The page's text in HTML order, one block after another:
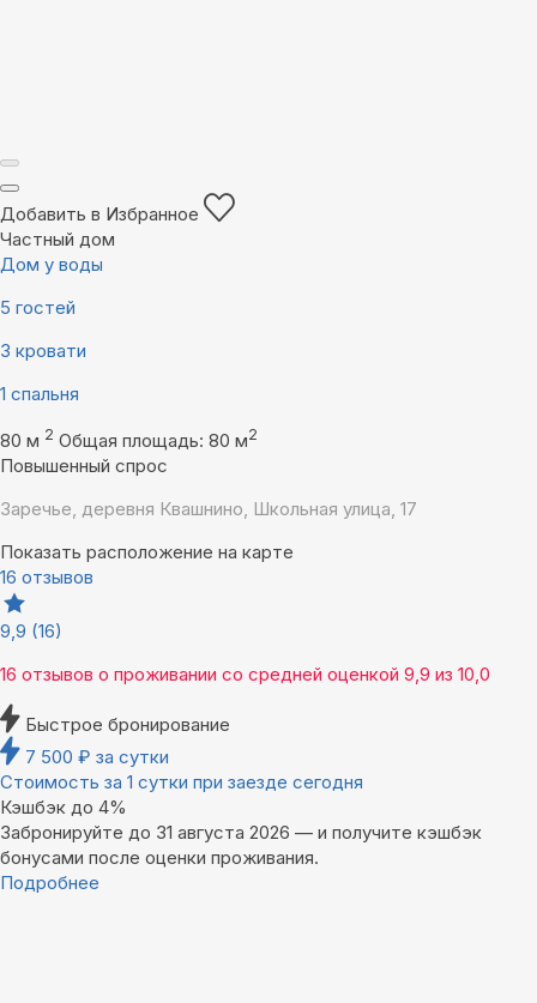
Добавить в Избранное
Частный дом
Дом у воды
5 гостей
3 кровати
1 спальня
80 м 2 Общая площадь: 80 м2
Повышенный спрос
Заречье, деревня Квашнино, Школьная улица, 17
Показать расположение на карте
16 отзывов
9,9 (16)
16 отзывов о проживании со средней оценкой 9,9 из 10,0
Быстрое бронирование
7 500 ₽ за сутки
Стоимость за 1 сутки при заезде сегодня
Кэшбэк до 4%
Забронируйте до 31 августа 2026 — и получите кэшбэк
бонусами после оценки проживания.
Подробнее